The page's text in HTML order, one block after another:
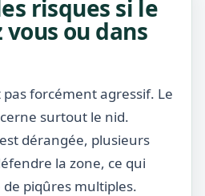
risques si le
ou dans
pas forcément agressif. Le
surtout le nid.
dérangée, plusieurs
la zone, ce qui
piqûres multiples.